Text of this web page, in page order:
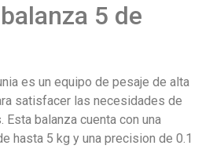
5 de
es un equipo de pesaje de alta
satisfacer las necesidades de
balanza cuenta con una
hasta 5 kg y una precision de 0.1